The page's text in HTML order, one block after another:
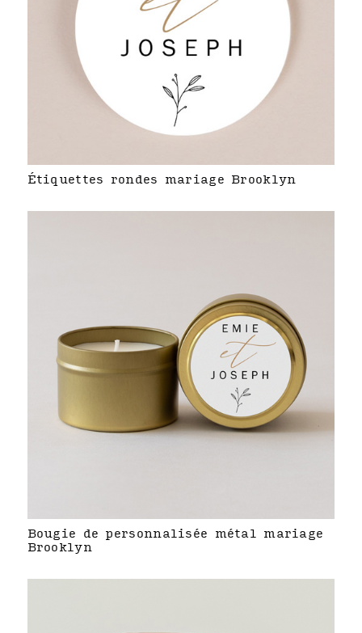
Étiquettes rondes mariage Brooklyn
Bougie de personnalisée métal mariage
Brooklyn